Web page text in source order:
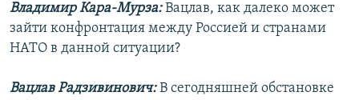
Владимир Кара-Мурза:Вацлав, как далеко может
зайти конфронтация между Россией и странами
НАТО в данной ситуации?
Вацлав Радзивинович:В сегодняшней обстановке